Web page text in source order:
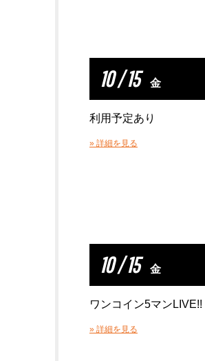
10 / 15 金
利用予定あり
» 詳細を見る
10 / 15 金
ワンコイン5マンLIVE!!
» 詳細を見る